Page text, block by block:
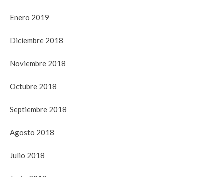
Enero 2019
Diciembre 2018
Noviembre 2018
Octubre 2018
Septiembre 2018
Agosto 2018
Julio 2018